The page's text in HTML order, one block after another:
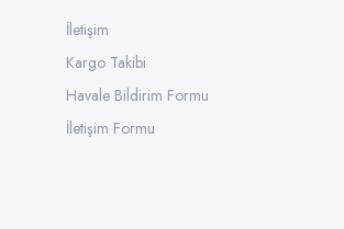
İletişim
Kargo Takibi
Havale Bildirim Formu
İletişim Formu